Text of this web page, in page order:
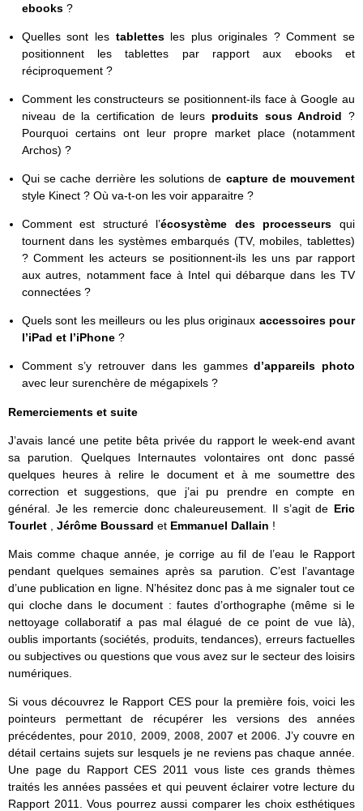
ebooks ?
Quelles sont les tablettes les plus originales ? Comment se
positionnent les tablettes par rapport aux ebooks et
réciproquement ?
Comment les constructeurs se positionnent-ils face à Google au
niveau de la certification de leurs produits sous Android?
Pourquoi certains ont leur propre market place (notamment
Archos) ?
Qui se cache derrière les solutions de capture de mouvement
style Kinect ? Où va-t-on les voir apparaitre ?
Comment est structuré l’écosystème des processeursqui
tournent dans les systèmes embarqués (TV, mobiles, tablettes)
? Comment les acteurs se positionnent-ils les uns par rapport
aux autres, notamment face à Intel qui débarque dans les TV
connectées ?
Quels sont les meilleurs ou les plus originaux accessoires pour
l’iPad et l’iPhone ?
Comment s’y retrouver dans les gammesd’appareils photo
avec leur surenchère de mégapixels ?
Remerciements et suite
J’avais lancé une petite bêta privée du rapport le week-end avant
sa parution. Quelques Internautes volontaires ont donc passé
quelques heures à relire le document et à me soumettre des
correction et suggestions, que j’ai pu prendre en compte en
général. Je les remercie donc chaleureusement. Il s’agit de Eric
Tourlet
Jérôme Boussard et Emmanuel Dallain !
Mais comme chaque année, je corrige au fil de l’eau le Rapport
pendant quelques semaines après sa parution. C’est l’avantage
d’une publication en ligne. N’hésitez donc pas à me signaler tout ce
qui cloche dans le document : fautes d’orthographe (même si le
nettoyage collaboratif a pas mal élagué de ce point de vue là),
oublis importants (sociétés, produits, tendances), erreurs factuelles
ou subjectives ou questions que vous avez sur le secteur des loisirs
numériques.
Si vous découvrez le Rapport CES pour la première fois, voici les
pointeurs permettant de récupérer les versions des années
précédentes, pour2010 2009, 2008,2007 et2006 . J’y couvre en
détail certains sujets sur lesquels je ne reviens pas chaque année.
Une page du Rapport CES 2011 vous liste ces grands thèmes
traités les années passées et qui peuvent éclairer votre lecture du
Rapport 2011. Vous pourrez aussi comparer les choix esthétiques